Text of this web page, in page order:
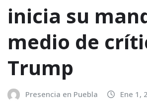
inicia su
medio de
Trump
Presencia en Puebla Ene 1,